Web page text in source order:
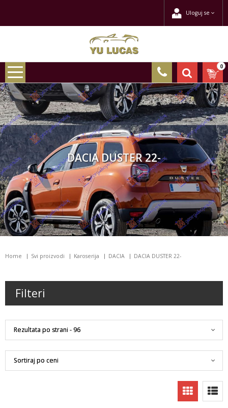
Uloguj se
0
DACIA DUSTER 22-
Home Svi proizvodi Karoserija DACIA DACIA DUSTER 22-
Filteri